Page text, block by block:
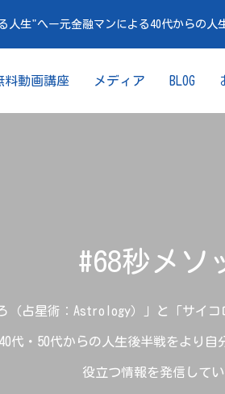
生"へー元金融マンによる40代からの人
料動画講座 メディア BLOG
#68秒メソ
（占星術：Astrology）」と「サイ
40代・50代からの人生後半戦をより自
役立つ情報を発信してい